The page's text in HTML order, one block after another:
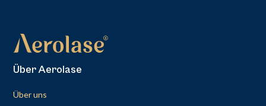
Über Aerolase
Über uns